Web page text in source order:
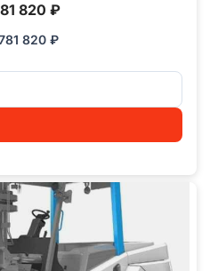
820 ₽
820 ₽